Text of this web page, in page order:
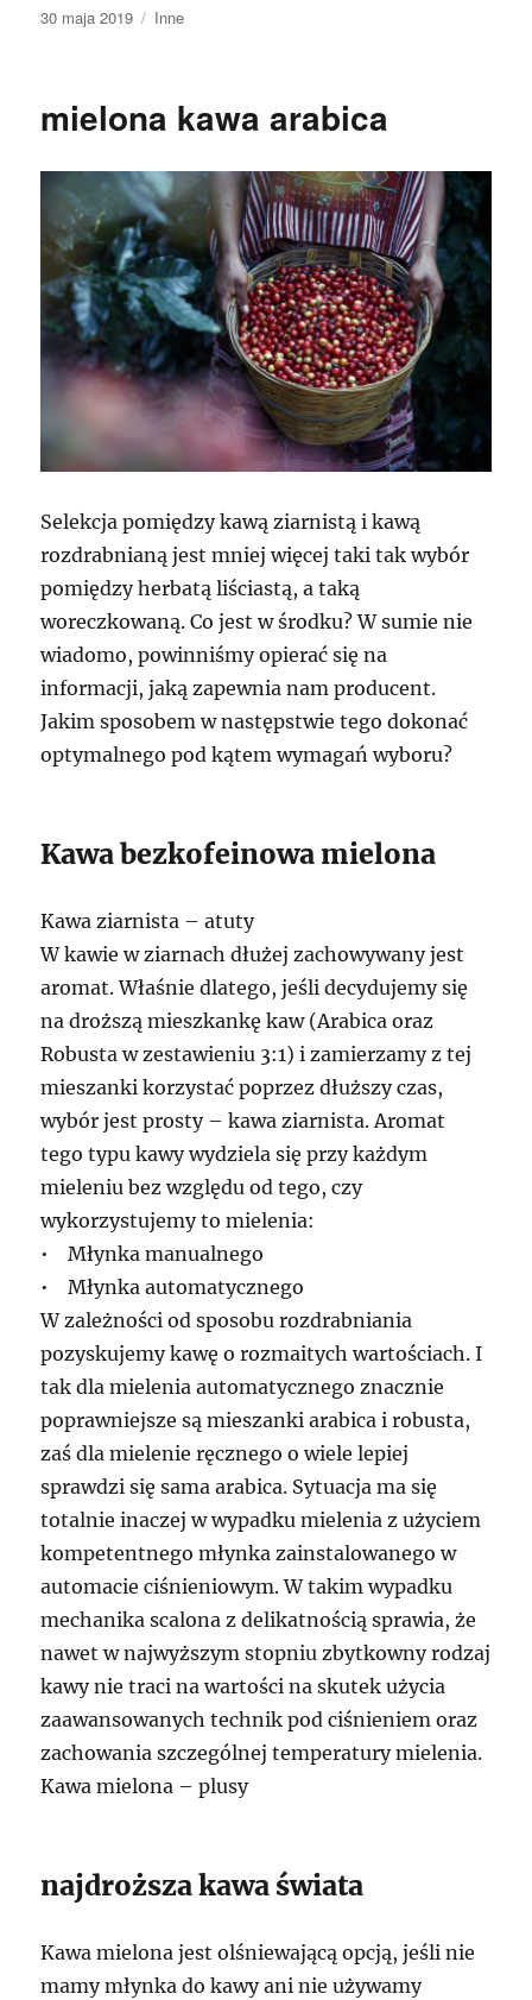
Data
30 maja 2019 Kategorie
Inne
mielona kawa arabica
Selekcja pomiędzy kawą ziarnistą i kawą
rozdrabnianą jest mniej więcej taki tak wybór
pomiędzy herbatą liściastą, a taką
woreczkowaną. Co jest w środku? W sumie nie
wiadomo, powinniśmy opierać się na
informacji, jaką zapewnia nam producent.
Jakim sposobem w następstwie tego dokonać
optymalnego pod kątem wymagań wyboru?
Kawa bezkofeinowa mielona
Kawa ziarnista – atuty
W kawie w ziarnach dłużej zachowywany jest
aromat. Właśnie dlatego, jeśli decydujemy się
na droższą mieszkankę kaw (Arabica oraz
Robusta w zestawieniu 3:1) i zamierzamy z tej
mieszanki korzystać poprzez dłuższy czas,
wybór jest prosty – kawa ziarnista. Aromat
tego typu kawy wydziela się przy każdym
mieleniu bez względu od tego, czy
wykorzystujemy to mielenia:
• Młynka manualnego
• Młynka automatycznego
W zależności od sposobu rozdrabniania
pozyskujemy kawę o rozmaitych wartościach. I
tak dla mielenia automatycznego znacznie
poprawniejsze są mieszanki arabica i robusta,
zaś dla mielenie ręcznego o wiele lepiej
sprawdzi się sama arabica. Sytuacja ma się
totalnie inaczej w wypadku mielenia z użyciem
kompetentnego młynka zainstalowanego w
automacie ciśnieniowym. W takim wypadku
mechanika scalona z delikatnością sprawia, że
nawet w najwyższym stopniu zbytkowny rodzaj
kawy nie traci na wartości na skutek użycia
zaawansowanych technik pod ciśnieniem oraz
zachowania szczególnej temperatury mielenia.
Kawa mielona – plusy
najdroższa kawa świata
Kawa mielona jest olśniewającą opcją, jeśli nie
mamy młynka do kawy ani nie używamy